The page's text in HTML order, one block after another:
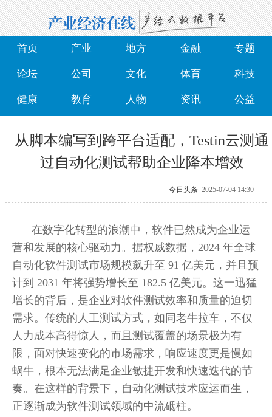
首页 产业 地方 金融 专题
论坛 公司 文化 体育 科技
健康 教育 人物 资讯 公益
从脚本编写到跨平台适配，Testin云测通
过自动化测试帮助企业降本增效
今日头条 2025-07-04 14:30
在数字化转型的浪潮中，软件已然成为企业运
营和发展的核心驱动力。据权威数据，2024 年全球
自动化软件测试市场规模飙升至 91 亿美元，并且预
计到 2031 年将强势增长至 182.5 亿美元。这一迅猛
增长的背后，是企业对软件测试效率和质量的迫切
需求。传统的人工测试方式，如同老牛拉车，不仅
人力成本高得惊人，而且测试覆盖的场景极为有
限，面对快速变化的市场需求，响应速度更是慢如
蜗牛，根本无法满足企业敏捷开发和快速迭代的节
奏。在这样的背景下，自动化测试技术应运而生，
正逐渐成为软件测试领域的中流砥柱。